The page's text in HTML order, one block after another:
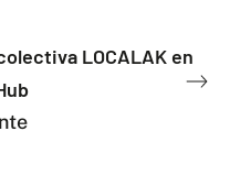
LOCALAK en